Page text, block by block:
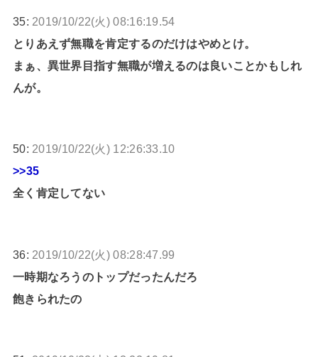
35: 2019/10/22(火) 08:16:19.54
とりあえず無職を肯定するのだけはやめとけ。
まぁ、異世界目指す無職が増えるのは良いことかもしれ
んが。
50: 2019/10/22(火) 12:26:33.10
>>35
全く肯定してない
36: 2019/10/22(火) 08:28:47.99
一時期なろうのトップだったんだろ
飽きられたの